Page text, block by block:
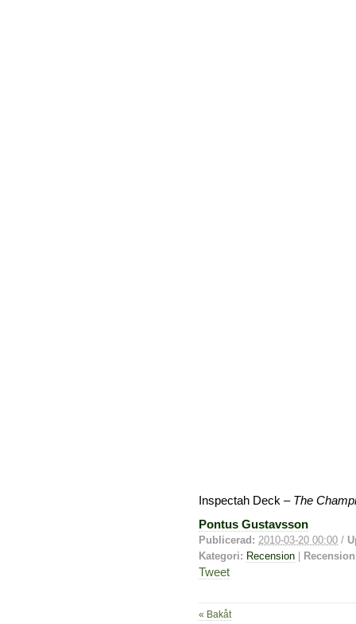
Inspectah Deck – The
Pontus Gustavsson
Publicerad: 2010-03-20 00:00 /
Kategori: Recension
Tweet
« Bakåt